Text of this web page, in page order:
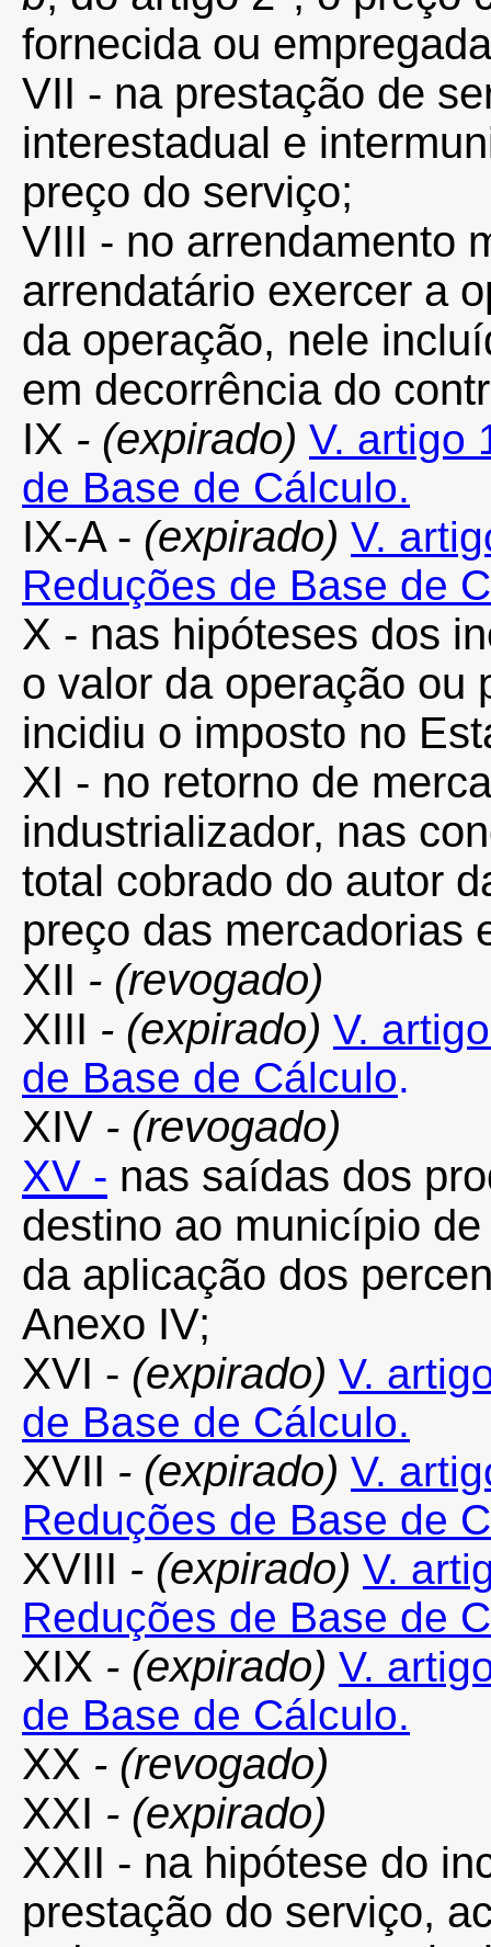
fornecida ou
VII - na prestação de
interestadual e
preço do serviço;
VIII - no arrendamento
arrendatário exercer a
da operação, nele
em decorrência do
IX - (expirado) V. artigo
de Base de Cálculo.
IX-A - (expirado) V.
Reduções de Base de
X - nas hipóteses dos
o valor da operação ou
incidiu o imposto no
XI - no retorno de
industrializador, nas
total cobrado do autor
preço das mercadorias
XII - (revogado)
XIII - (expirado) V.
de Base de Cálculo.
XIV - (revogado)
XV - nas saídas dos
destino ao município
da aplicação dos
Anexo IV;
XVI - (expirado) V.
de Base de Cálculo.
XVII - (expirado) V.
Reduções de Base de
XVIII - (expirado) V.
Reduções de Base de
XIX - (expirado) V.
de Base de Cálculo.
XX - (revogado)
XXI - (expirado)
XXII - na hipótese do
prestação do serviço,